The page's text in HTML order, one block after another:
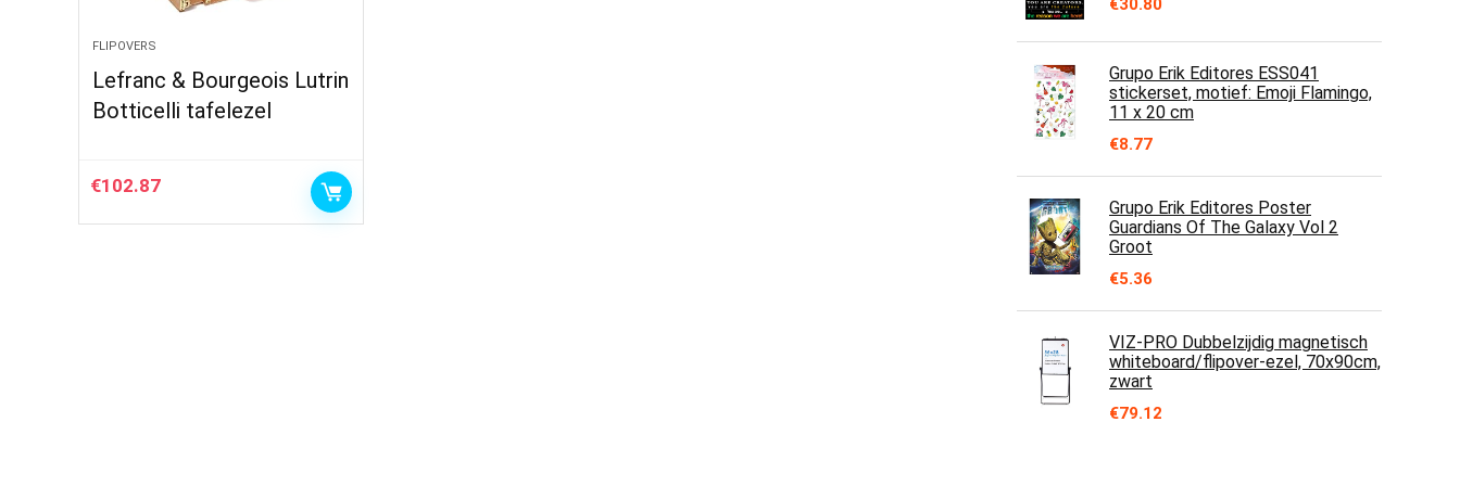
FLIPOVERS
Lefranc & Bourgeois Lutrin
Botticelli tafelezel
€102.87
€30.80
Grupo Erik Editores ESS041
stickerset, motief: Emoji Flamingo,
11 x 20 cm
€8.77
Grupo Erik Editores Poster
Guardians Of The Galaxy Vol 2
Groot
€5.36
VIZ-PRO Dubbelzijdig magnetisch
whiteboard/flipover-ezel, 70x90cm,
zwart
€79.12